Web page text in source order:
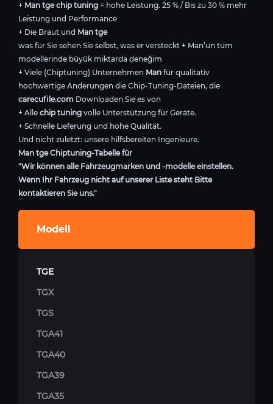
+ Man tge chip tuning = hohe Leistung. 25 % / Bis zu 30 % mehr
Leistung und Performance
+ Die Braut und Man tge
was für Sie sehen Sie selbst, was er versteckt + Man’un tüm
modellerinde büyük miktarda deneğim
+ Viele (Chiptuning) Unternehmen Man für qualitativ
hochwertige Änderungen die Chip-Tuning-Dateien, die
carecufile.com Downloaden Sie es von
+ Alle chip tuning volle Unterstützung für Geräte.
+ Schnelle Lieferung und hohe Qualität.
Und nicht zuletzt: unsere hilfsbereiten Ingenieure.
Man tge Chiptuning-Tabelle für
"Wir können alle Fahrzeugmarken und -modelle einstellen.
Wenn Ihr Fahrzeug nicht auf unserer Liste steht Bitte
kontaktieren Sie uns."
Modell
TGE
TGX
TGS
TGA41
TGA40
TGA39
TGA35